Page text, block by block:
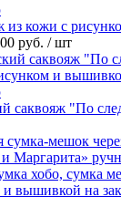
кожи с
руб. / шт
саквояж "По